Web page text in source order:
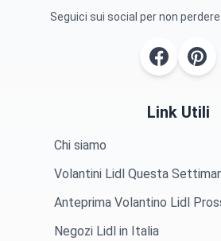
Seguici sui social per non
Link Utili
Chi siamo
Volantini Lidl Questa
Anteprima Volantino Lidl
Negozi Lidl in Italia